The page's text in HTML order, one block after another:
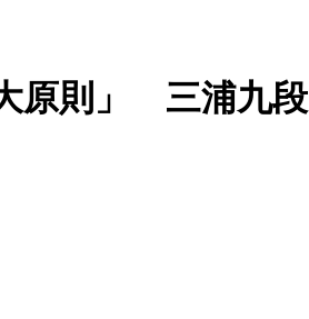
原則」 三浦九段